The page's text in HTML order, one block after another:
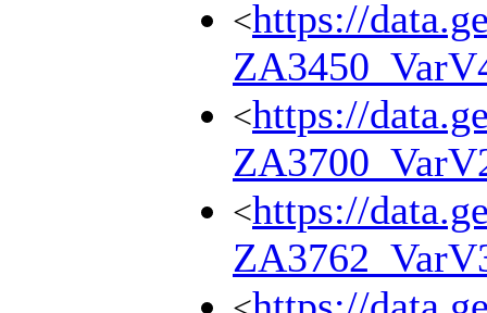
<https://
<https://
<https://